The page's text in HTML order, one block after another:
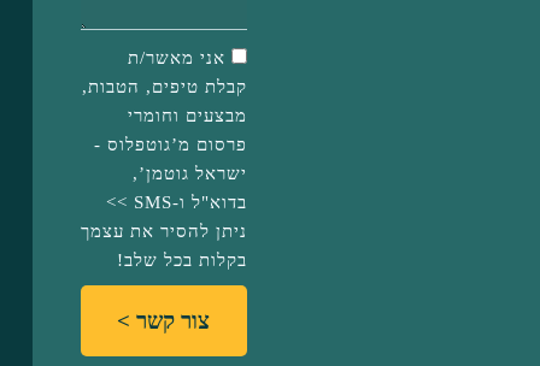
אני מאשר/ת
קבלת טיפים, הטבות,
מבצעים וחומרי
פרסום מ’גוטפלוס -
ישראל גוטמן’,
בדוא"ל ו-SMS >>
ניתן להסיר את עצמך
בקלות בכל שלב!
צור קשר >